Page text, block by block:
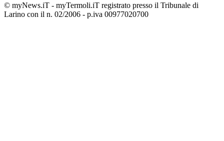
© myNews.iT - myTermoli.iT registrato presso il Tribunale di
Larino con il n. 02/2006 - p.iva 00977020700